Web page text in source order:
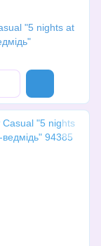
"5 nights at